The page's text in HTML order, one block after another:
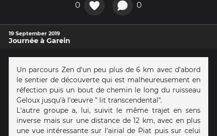
0 0
19 September 2019
Journée à Garein
Un parcours Zen d'un peu plus de 6 km avec d'abord
le sentier de découverte qui est malheureusement en
réfection puis un bout de chemin le long du ruisseau
Geloux jusqu'à l'œuvre " lit transcendental".
L'autre groupe a, lui, suivit le même trajet en sens
inverse mais sur une distance de 12 km, avec en plus
une vue intéressante sur l'airial de Piat puis sur celui